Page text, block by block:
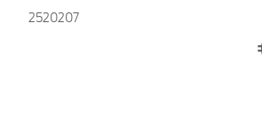
2520207